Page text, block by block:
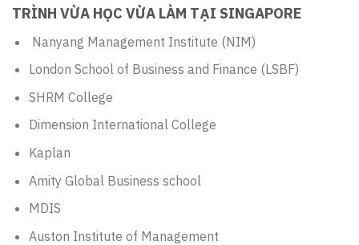
TRÌNH VỪA HỌC VỪA LÀM TẠI SINGAPORE
Nanyang Management Institute (NIM)
London School of Business and Finance (LSBF)
SHRM College
Dimension International College
Kaplan
Amity Global Business school
MDIS
Auston Institute of Management